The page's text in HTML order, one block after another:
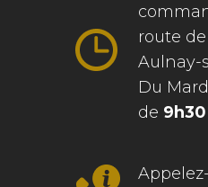
route
Aulnay-
Du
de 9h30